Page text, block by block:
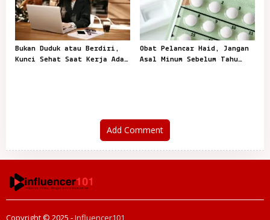
Bukan Duduk atau Berdiri,
Kunci Sehat Saat Kerja Ada
Obat Pelancar Haid, Jangan
Asal Minum Sebelum Tahu
Add Comment
Copyright © 2025 -Influencer101